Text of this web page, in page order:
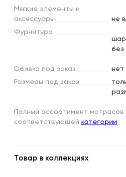
Мягкие элементы и
аксессуары
не
Фурнитура
без
Обивка под заказ
нет
Размеры под заказ
Полный ассортимент матрасов
соответствующей категории
Товар в коллекциях